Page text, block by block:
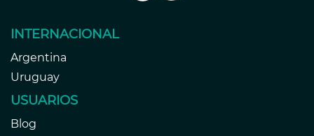
INTERNACIONAL
Argentina
Uruguay
USUARIOS
Blog